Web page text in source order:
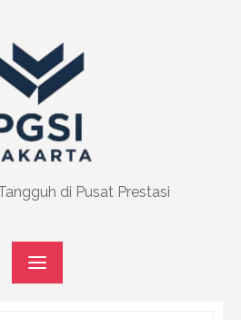
di Pusat Prestasi